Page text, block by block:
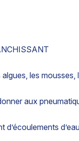
les mousses,
aux